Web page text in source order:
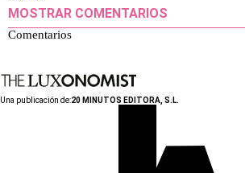
MOSTRAR COMENTARIOS
Comentarios
Una publicación de:20 MINUTOS EDITORA, S.L.